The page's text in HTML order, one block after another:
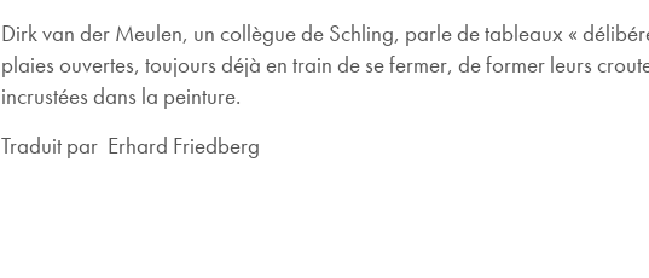
Dirk van der Meulen, un collègue de Schling, parle de tableaux «
plaies ouvertes, toujours déjà en train de se fermer, de former leurs
incrustées dans la peinture.
Traduit par Erhard Friedberg